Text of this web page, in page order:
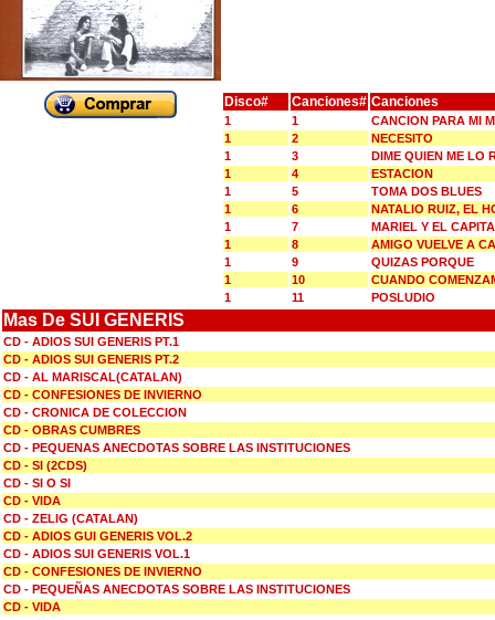
Disco# Canciones# Canciones
1 1
CANCION PARA MI
1
2
NECESITO
1
3
DIME QUIEN ME LO
1
4
ESTACION
1
5
TOMA DOS BLUES
1
6
NATALIO RUIZ, EL
1
7
MARIEL Y EL
1
8
AMIGO VUELVE A
1
9
QUIZAS PORQUE
1
10
CUANDO
1
11 POSLUDIO
Mas De SUI GENERIS
CD - ADIOS SUI GENERIS PT.1
CD - ADIOS SUI GENERIS PT.2
CD - AL MARISCAL(CATALAN)
CD - CONFESIONES DE INVIERNO
CD - CRONICA DE COLECCION
CD - OBRAS CUMBRES
CD - PEQUENAS ANECDOTAS SOBRE LAS INSTITUCIONES
CD - SI (2CDS)
CD - SI O SI
CD - VIDA
CD - ZELIG (CATALAN)
CD - ADIOS GUI GENERIS VOL.2
CD - ADIOS SUI GENERIS VOL.1
CD - CONFESIONES DE INVIERNO
CD - PEQUEÑAS ANECDOTAS SOBRE LAS INSTITUCIONES
CD - VIDA